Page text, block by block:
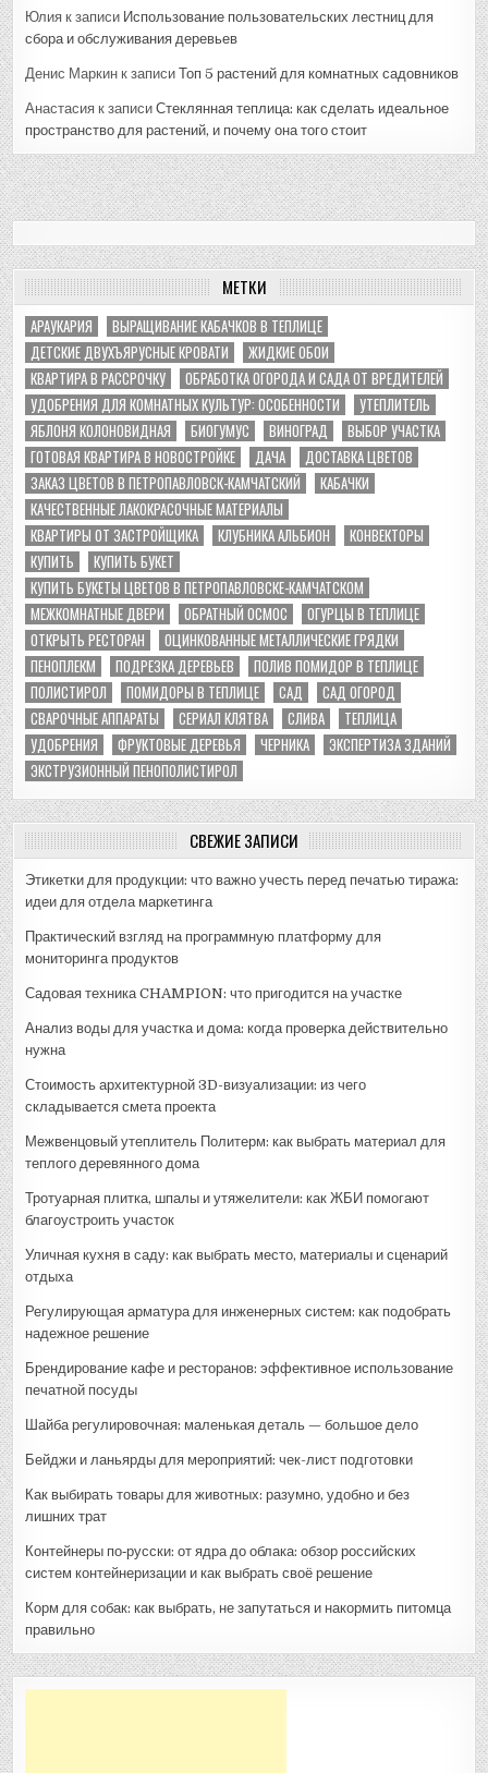
Юлия к записи Использование пользовательских лестниц для
сбора и обслуживания деревьев
Денис Маркин к записиТоп 5 растений для комнатных садовников
Анастасия к записиСтеклянная теплица: как сделать идеальное
пространство для растений, и почему она того стоит
МЕТКИ
АРАУКАРИЯ
ВЫРАЩИВАНИЕ КАБАЧКОВ В ТЕПЛИЦЕ
ДЕТСКИЕ ДВУХЪЯРУСНЫЕ КРОВАТИ
ЖИДКИЕ ОБОИ
КВАРТИРА В РАССРОЧКУ
ОБРАБОТКА ОГОРОДА И САДА ОТ ВРЕДИТЕЛЕЙ
УДОБРЕНИЯ ДЛЯ КОМНАТНЫХ КУЛЬТУР: ОСОБЕННОСТИ
УТЕПЛИТЕЛЬ
ЯБЛОНЯ КОЛОНОВИДНАЯ
БИОГУМУС ВИНОГРАД
ВЫБОР УЧАСТКА
ГОТОВАЯ КВАРТИРА В НОВОСТРОЙКЕ
ДАЧА
ДОСТАВКА ЦВЕТОВ
ЗАКАЗ ЦВЕТОВ В ПЕТРОПАВЛОВСК-КАМЧАТСКИЙ
КАБАЧКИ
КАЧЕСТВЕННЫЕ ЛАКОКРАСОЧНЫЕ МАТЕРИАЛЫ
КВАРТИРЫ ОТ ЗАСТРОЙЩИКА
КЛУБНИКА АЛЬБИОН
КОНВЕКТОРЫ
КУПИТЬ
КУПИТЬ БУКЕТ
КУПИТЬ БУКЕТЫ ЦВЕТОВ В ПЕТРОПАВЛОВСКЕ-КАМЧАТСКОМ
МЕЖКОМНАТНЫЕ ДВЕРИ
ОБРАТНЫЙ ОСМОС
ОГУРЦЫ В ТЕПЛИЦЕ
ОТКРЫТЬ РЕСТОРАН
ОЦИНКОВАННЫЕ МЕТАЛЛИЧЕСКИЕ ГРЯДКИ
ПЕНОПЛЕКМ
ПОДРЕЗКА ДЕРЕВЬЕВ
ПОЛИВ ПОМИДОР В ТЕПЛИЦЕ
ПОЛИСТИРОЛ
ПОМИДОРЫ В ТЕПЛИЦЕ САД
САД ОГОРОД
СВАРОЧНЫЕ АППАРАТЫ
СЕРИАЛ КЛЯТВА СЛИВА
ТЕПЛИЦА
УДОБРЕНИЯ
ФРУКТОВЫЕ ДЕРЕВЬЯ ЧЕРНИКА
ЭКСПЕРТИЗА ЗДАНИЙ
ЭКСТРУЗИОННЫЙ ПЕНОПОЛИСТИРОЛ
СВЕЖИЕ ЗАПИСИ
Этикетки для продукции: что важно учесть перед печатью тиража:
идеи для отдела маркетинга
Практический взгляд на программную платформу для
мониторинга продуктов
Садовая техника CHAMPION: что пригодится на участке
Анализ воды для участка и дома: когда проверка действительно
нужна
Стоимость архитектурной 3D-визуализации: из чего
складывается смета проекта
Межвенцовый утеплитель Политерм: как выбрать материал для
теплого деревянного дома
Тротуарная плитка, шпалы и утяжелители: как ЖБИ помогают
благоустроить участок
Уличная кухня в саду: как выбрать место, материалы и сценарий
отдыха
Регулирующая арматура для инженерных систем: как подобрать
надежное решение
Брендирование кафе и ресторанов: эффективное использование
печатной посуды
Шайба регулировочная: маленькая деталь — большое дело
Бейджи и ланьярды для мероприятий: чек-лист подготовки
Как выбирать товары для животных: разумно, удобно и без
лишних трат
Контейнеры по‑русски: от ядра до облака: обзор российских
систем контейнеризации и как выбрать своё решение
Корм для собак: как выбрать, не запутаться и накормить питомца
правильно